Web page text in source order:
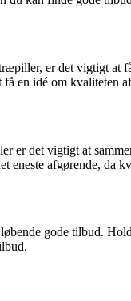
er det vigtigt
få en idé om kvaliteten
er det vigtigt at
eneste afgørende, da
gode tilbud.